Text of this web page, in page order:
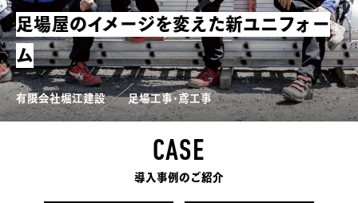
有限会社堀江建設 足場工事･鳶工事
足場屋のイメージを変えた新ユニフォー
ム
CASE
導入事例のご紹介